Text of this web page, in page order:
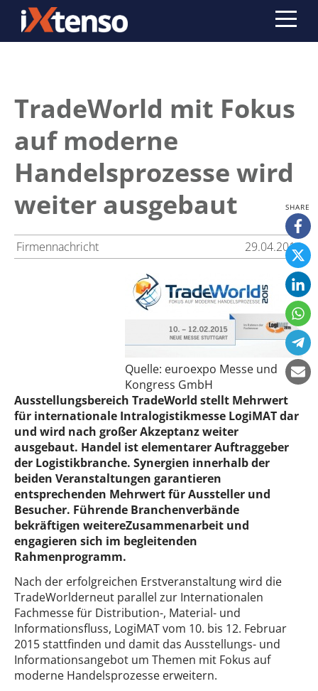
TradeWorld mit Fokus
auf moderne
Handelsprozesse wird
weiter ausgebaut
Firmennachricht 29.04.2014
Quelle: euroexpo Messe und
Kongress GmbH
Ausstellungsbereich TradeWorld stellt Mehrwert
für internationale Intralogistikmesse LogiMAT dar
und wird nach großer Akzeptanz weiter
ausgebaut. Handel ist elementarer Auftraggeber
der Logistikbranche. Synergien innerhalb der
beiden Veranstaltungen garantieren
entsprechenden Mehrwert für Aussteller und
Besucher. Führende Branchenverbände
bekräftigen weitereZusammenarbeit und
engagieren sich im begleitenden
Rahmenprogramm.
Nach der erfolgreichen Erstveranstaltung wird die
TradeWorlderneut parallel zur Internationalen
Fachmesse für Distribution-, Material- und
Informationsfluss, LogiMAT vom 10. bis 12. Februar
2015 stattfinden und damit das Ausstellungs- und
Informationsangebot um Themen mit Fokus auf
moderne Handelsprozesse erweitern.